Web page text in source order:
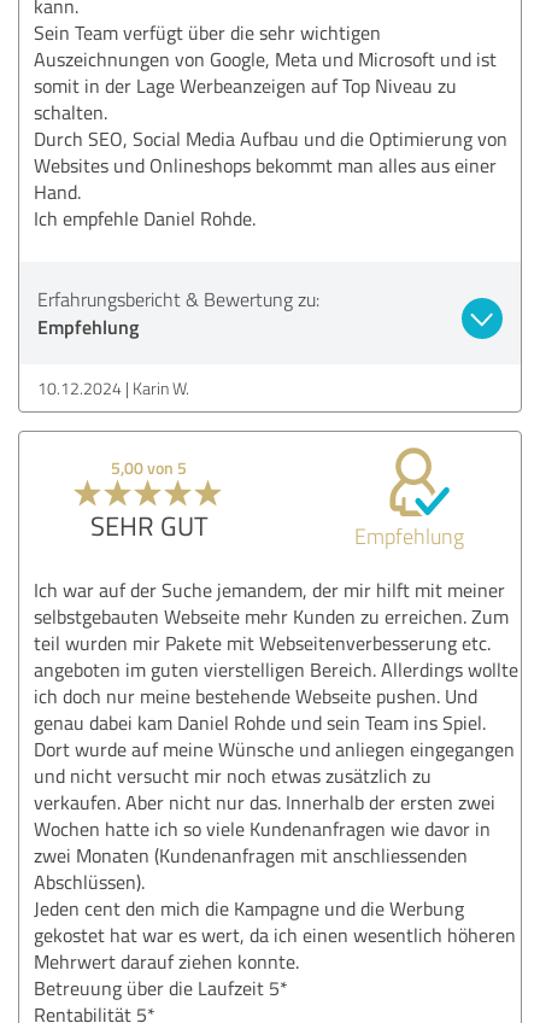
kann.
Sein Team verfügt über die sehr wichtigen
Auszeichnungen von Google, Meta und Microsoft und ist
somit in der Lage Werbeanzeigen auf Top Niveau zu
schalten.
Durch SEO, Social Media Aufbau und die Optimierung von
Websites und Onlineshops bekommt man alles aus einer
Hand.
Ich empfehle Daniel Rohde.
Erfahrungsbericht & Bewertung zu:
Empfehlung
10.12.2024 Karin W.
5,00 von 5
SEHR GUT Empfehlung
Ich war auf der Suche jemandem, der mir hilft mit meiner
selbstgebauten Webseite mehr Kunden zu erreichen. Zum
teil wurden mir Pakete mit Webseitenverbesserung etc.
angeboten im guten vierstelligen Bereich. Allerdings wollte
ich doch nur meine bestehende Webseite pushen. Und
genau dabei kam Daniel Rohde und sein Team ins Spiel.
Dort wurde auf meine Wünsche und anliegen eingegangen
und nicht versucht mir noch etwas zusätzlich zu
verkaufen. Aber nicht nur das. Innerhalb der ersten zwei
Wochen hatte ich so viele Kundenanfragen wie davor in
zwei Monaten (Kundenanfragen mit anschliessenden
Abschlüssen).
Jeden cent den mich die Kampagne und die Werbung
gekostet hat war es wert, da ich einen wesentlich höheren
Mehrwert darauf ziehen konnte.
Betreuung über die Laufzeit 5*
Rentabilität 5*